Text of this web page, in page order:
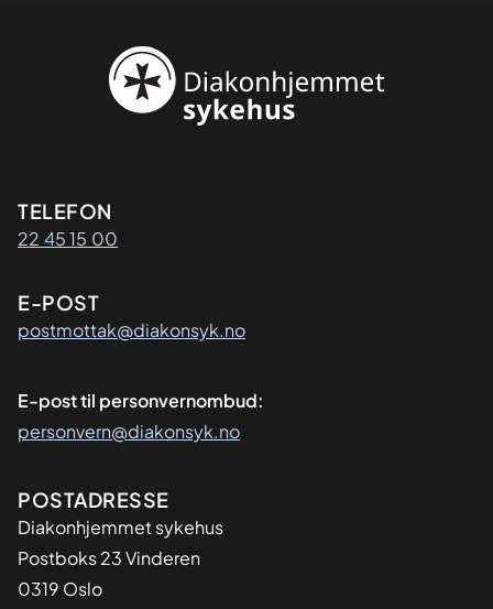
Kontaktinformasjon
TELEFON
22 45 15 00
E-POST
postmottak@diakonsyk.no
E-post til personvernombud:
personvern@diakonsyk.no
Adresse
POSTADRESSE
Diakonhjemmet sykehus
Postboks 23 Vinderen
0319 Oslo